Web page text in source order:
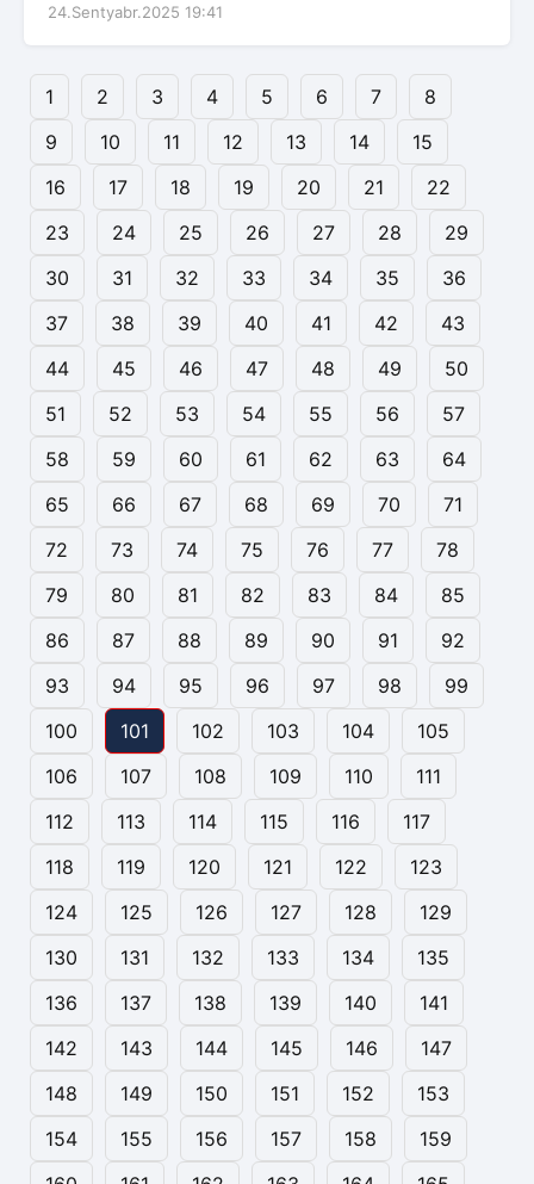
24.Sentyabr.2025 19:41
1 2 3 4 5 6 7
8
9
10 11 12 13 14
15
16
17 18 19 20 21
22
23
24 25 26 27 28
29
30
31 32 33 34 35
36
37
38 39 40 41 42
43
44
45 46 47 48 49
50
51
52 53 54 55 56
57
58
59 60 61 62 63
64
65
66 67 68 69 70
71
72
73 74 75 76 77
78
79
80 81 82 83 84
85
86
87 88 89 90 91
92
93
94 95 96 97 98
99
100
101 102 103 104
105
106
107 108 109 110
111
112
113 114 115 116
117
118
119 120 121 122
123
124
125 126 127 128
129
130
131 132 133 134
135
136
137 138 139 140
141
142
143 144 145 146
147
148
149 150 151 152
153
154
155 156 157 158
159